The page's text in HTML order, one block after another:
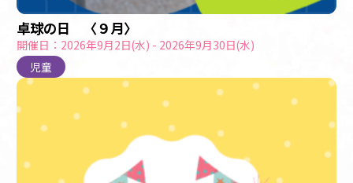
卓球の日 〈９月〉
開催日：2026年9月2日(水) - 2026年9月30日(水)
児童